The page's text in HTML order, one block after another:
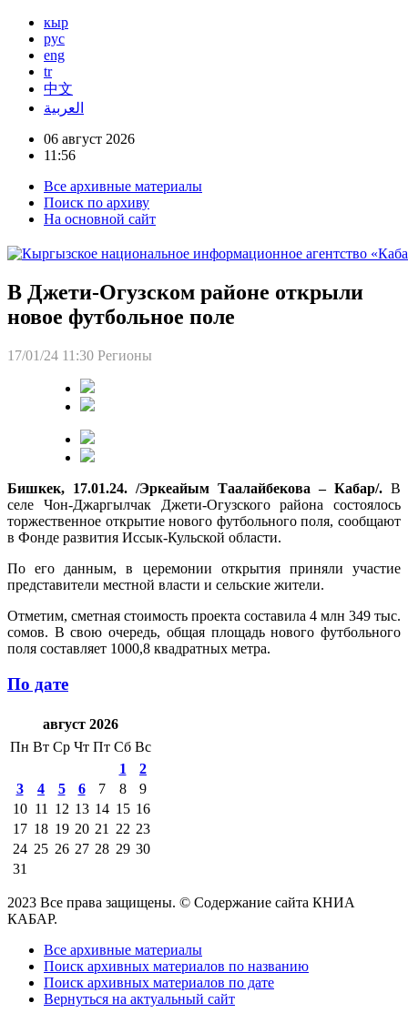
кыр
рус
eng
tr
中文
العربية
06 август 2026
11:56
Все архивные материалы
Поиск по архиву
На основной сайт
В Джети-Огузском районе открыли
новое футбольное поле
17/01/24 11:30 Регионы
Бишкек, 17.01.24. /Эркеайым Таалайбекова – Кабар/. В
селе Чон-Джаргылчак Джети-Огузского района состоялось
торжественное открытие нового футбольного поля, сообщают
в Фонде развития Иссык-Кульской области.
По его данным, в церемонии открытия приняли участие
представители местной власти и сельские жители.
Отметим, сметная стоимость проекта составила 4 млн 349 тыс.
сомов. В свою очередь, общая площадь нового футбольного
поля составляет 1000,8 квадратных метра.
По дате
август 2026
Пн Вт Ср Чт Пт Сб Вс
1
2
3
4 5 6 7 8
9
10 11 12 13 14 15 16
17 18 19 20 21 22 23
24 25 26 27 28 29 30
31
2023 Все права защищены. © Содержание сайта КНИА
КАБАР.
Все архивные материалы
Поиск архивных материалов по названию
Поиск архивных материалов по дате
Вернуться на актуальный сайт